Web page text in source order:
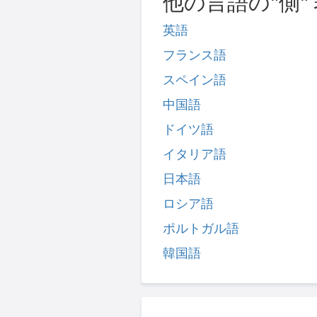
英語
フランス語
スペイン語
中国語
ドイツ語
イタリア語
日本語
ロシア語
ポルトガル語
韓国語